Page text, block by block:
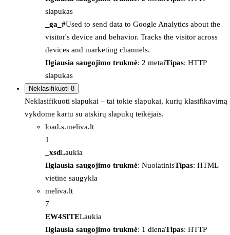
slapukas
_ga_#Used to send data to Google Analytics about the
visitor's device and behavior. Tracks the visitor across
devices and marketing channels.
Ilgiausia saugojimo trukmė: 2 metaiTipas: HTTP
slapukas
Neklasifikuoti 8
Neklasifikuoti slapukai – tai tokie slapukai, kurių klasifikavimą
vykdome kartu su atskirų slapukų teikėjais.
load.s.meliva.lt
1
_xsdLaukia
Ilgiausia saugojimo trukmė: NuolatinisTipas: HTML
vietinė saugykla
meliva.lt
7
EW4SITELaukia
Ilgiausia saugojimo trukmė: 1 dienaTipas: HTTP